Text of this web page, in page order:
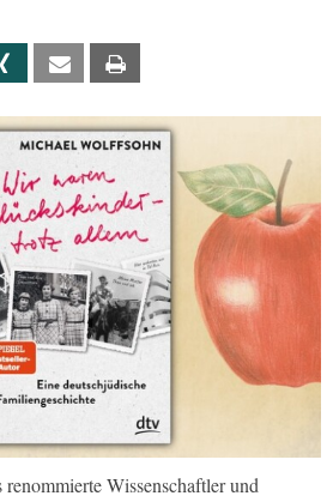
Xing Email
renommierte Wissenschaftler und